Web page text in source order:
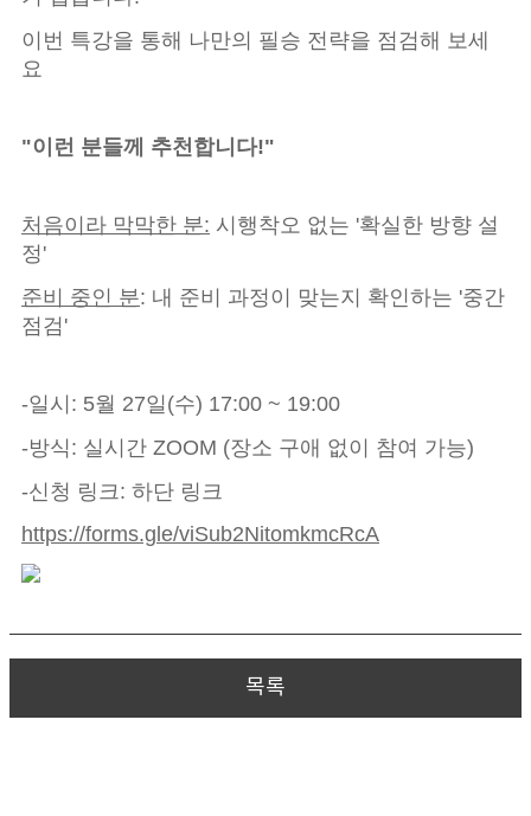
이번 특강을 통해 나만의 필승 전략을 점검해 보세
요
"이런 분들께 추천합니다!"
처음이라 막막한 분: 시행착오 없는 '확실한 방향 설
정'
준비 중인 분: 내 준비 과정이 맞는지 확인하는 '중간
점검'
-일시: 5월 27일(수) 17:00 ~ 19:00
-방식: 실시간 ZOOM (장소 구애 없이 참여 가능)
-신청 링크: 하단 링크
https://forms.gle/viSub2NitomkmcRcA
목록